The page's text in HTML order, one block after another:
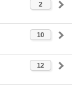
2
10
12